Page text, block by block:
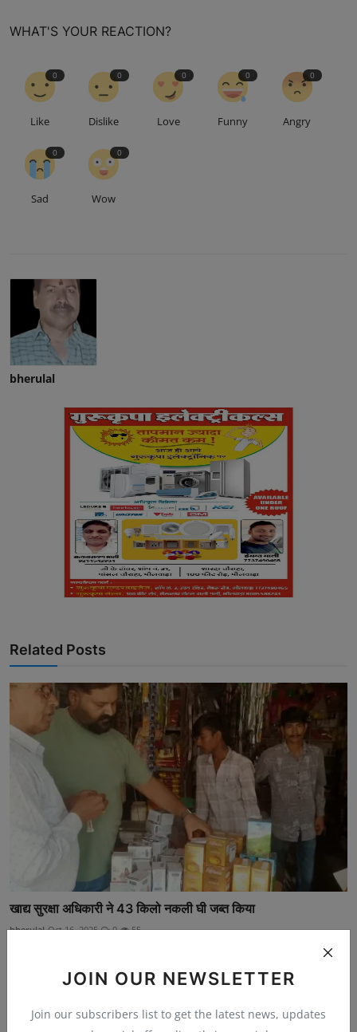
JOIN OUR NEWSLETTER
Join our subscribers list to get the latest news, updates
WHAT'S YOUR REACTION?
0
Like
0
Dislike
0
Love
0
Funny
0
Angry
0
Sad
0
Wow
bherulal
Related Posts
खाद्य सुरक्षा अधिकारी ने 43 किलो नकली घी जब्त किया
bherulal Oct 16, 2025 0 55